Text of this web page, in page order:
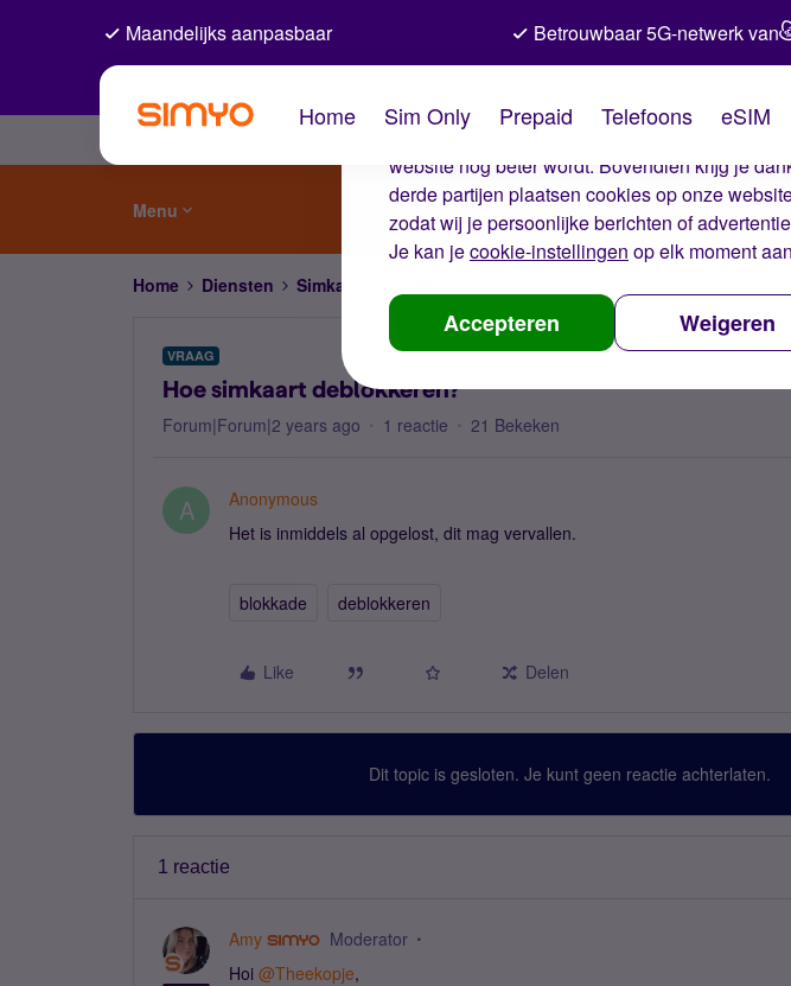
De cookies van Simyo
Wij gebruiken cookies op onze website. Met
website nog beter wordt. Bovendien krijg je
derde partijen plaatsen cookies op onze
zodat wij je persoonlijke berichten of
Je kan jecookie-instellingen op elk moment
Accepteren Weigeren
Maandelijks aanpasbaar Betrouwbaar 5G-netwerk van
Home Sim Only Prepaid Telefoons eSIM
Menu
Home Diensten Simkaart en eSIM
VRAAG
Hoe simkaart deblokkeren?
Forum|Forum|2 years ago 1 reactie 21 Bekeken
A
Anonymous
Het is inmiddels al opgelost, dit mag vervallen.
blokkade deblokkeren
Like Delen
Dit topic is gesloten. Je kunt geen reactie achterlaten.
1 reactie
Amy Moderator
Hoi @Theekopje,